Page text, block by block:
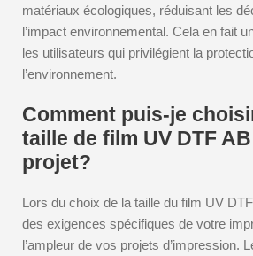
matériaux écologiques, réduisant les
l’impact environnemental. Cela en fait
les utilisateurs qui privilégient la
l’environnement.
Comment puis-je
taille de film UV DTF
projet?
Lors du choix de la taille du film UV
des exigences spécifiques de votre
l’ampleur de vos projets d’impression.